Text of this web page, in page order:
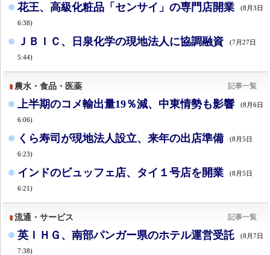
花王、高級化粧品「センサイ」の専門店開業 (8月3日
6:38)
ＪＢＩＣ、日泉化学の現地法人に協調融資 (7月27日
5:44)
農水・食品・医薬 記事一覧
上半期のコメ輸出量19％減、中東情勢も影響 (8月6日
6:06)
くら寿司が現地法人設立、来年の出店準備 (8月5日
6:23)
インドのビュッフェ店、タイ１号店を開業 (8月5日
6:21)
流通・サービス 記事一覧
英ＩＨＧ、南部パンガー県のホテル運営受託 (8月7日
7:38)